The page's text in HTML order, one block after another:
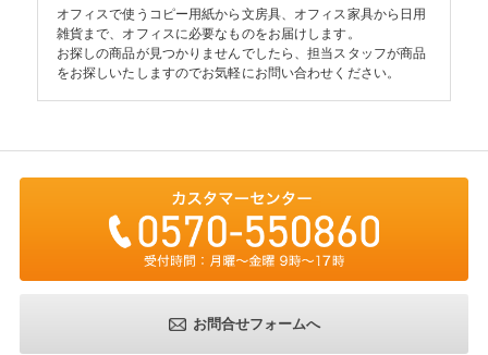
オフィスで使うコピー用紙から文房具、オフィス家具から日用
雑貨まで、オフィスに必要なものをお届けします。
お探しの商品が見つかりませんでしたら、担当スタッフが商品
をお探しいたしますのでお気軽にお問い合わせください。
お問合せフォームへ